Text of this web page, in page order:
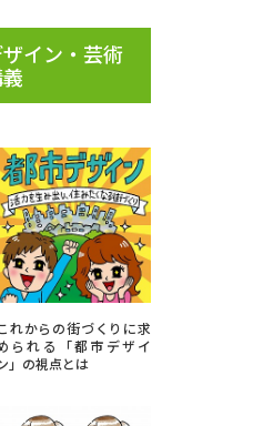
イブ
払いサイト
正のご案内
イン・芸術
れからの街づくりに求
られる「都市デザイ
」の視点とは